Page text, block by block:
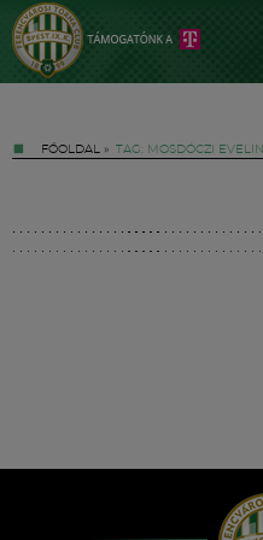
FŐOLDAL » TAG: MOSDÓCZI EVELIN
Hírek